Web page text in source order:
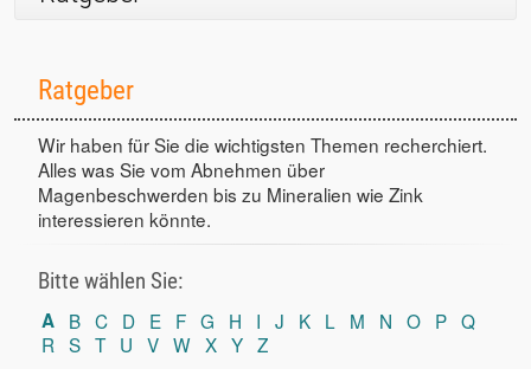
Ratgeber
Wir haben für Sie die wichtigsten Themen recherchiert.
Alles was Sie vom Abnehmen über
Magenbeschwerden bis zu Mineralien wie Zink
interessieren könnte.
Bitte wählen Sie:
A B C D E F G H I J K L M N O P Q
R S T U V W X Y Z